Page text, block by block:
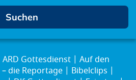
ARD Gottesdienst
Auf den
– die Reportage
Bibelclips